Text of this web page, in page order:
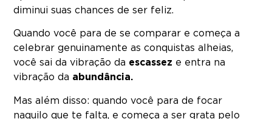
diminui suas chances de ser feliz.
Quando você para de se comparar e começa a
celebrar genuinamente as conquistas alheias,
você sai da vibração da escassez e entra na
vibração da abundância.
Mas além disso: quando você para de focar
naquilo que te falta, e começa a ser grata pelo